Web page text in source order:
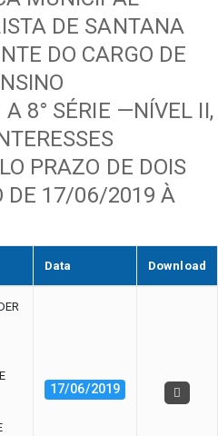
DE SANTANA
DO CARGO DE
8° SÉRIE —NÍVEL II,
PRAZO DE DOIS
DE 17/06/2019 À
Data Download
17/06/2019